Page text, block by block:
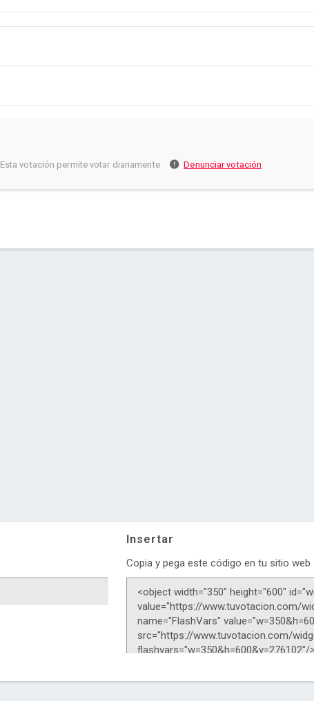
Esta votación permite votar diariamente Denunciar votación
Insertar
Copia y pega este código en tu sitio web